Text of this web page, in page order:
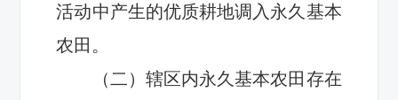
活动中产生的优质耕地调入永久基本
农田 。
（二）辖区内永久基本农田存在